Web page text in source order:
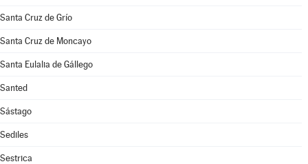
Santa Cruz de Grío
Santa Cruz de Moncayo
Santa Eulalia de Gállego
Santed
Sástago
Sediles
Sestrica